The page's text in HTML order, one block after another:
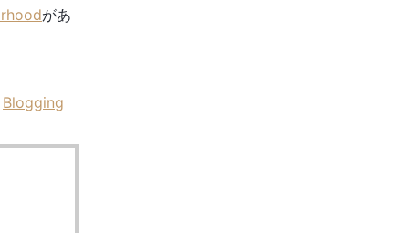
があ
Blogging